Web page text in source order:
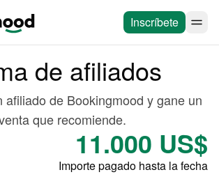
Inscríbete
de afiliados
afiliado de Bookingmood y gane un
que recomiende.
11.000 US$
Importe pagado hasta la fecha